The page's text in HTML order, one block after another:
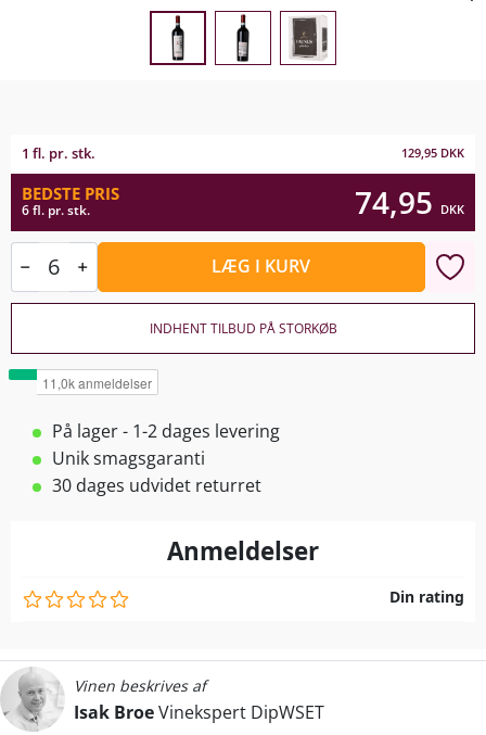
1 fl. pr. stk. 129,95 DKK
BEDSTE PRIS
6 fl. pr. stk. 74,95 DKK
LÆG I KURV
INDHENT TILBUD PÅ STORKØB
På lager - 1-2 dages levering
Unik smagsgaranti
30 dages udvidet returret
Anmeldelser
Din rating
Vinen beskrives af
Isak BroeVinekspert DipWSET